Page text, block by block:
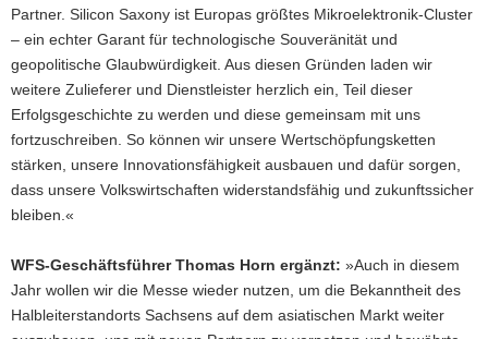
Partner. Silicon Saxony ist Europas größtes Mikroelektronik-Cluster
– ein echter Garant für technologische Souveränität und
geopolitische Glaubwürdigkeit. Aus diesen Gründen laden wir
weitere Zulieferer und Dienstleister herzlich ein, Teil dieser
Erfolgsgeschichte zu werden und diese gemeinsam mit uns
fortzuschreiben. So können wir unsere Wertschöpfungsketten
stärken, unsere Innovationsfähigkeit ausbauen und dafür sorgen,
dass unsere Volkswirtschaften widerstandsfähig und zukunftssicher
bleiben.«
WFS-Geschäftsführer Thomas Horn ergänzt: »Auch in diesem
Jahr wollen wir die Messe wieder nutzen, um die Bekanntheit des
Halbleiterstandorts Sachsens auf dem asiatischen Markt weiter